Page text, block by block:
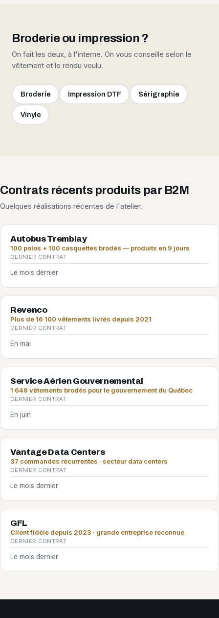
Broderie ou impression ?
On fait les deux, à l'interne. On vous conseille selon le
vêtement et le rendu voulu.
Broderie Impression DTF Sérigraphie
Vinyle
Contrats récents produits par B2M
Quelques réalisations récentes de l'atelier.
Autobus Tremblay
100 polos + 100 casquettes brodés — produits en 9 jours
DERNIER CONTRAT
Le mois dernier
Revenco
Plus de 16 100 vêtements livrés depuis 2021
DERNIER CONTRAT
En mai
Service Aérien Gouvernemental
1 649 vêtements brodés pour le gouvernement du Québec
DERNIER CONTRAT
En juin
Vantage Data Centers
37 commandes récurrentes · secteur data centers
DERNIER CONTRAT
Le mois dernier
GFL
Client fidèle depuis 2023 · grande entreprise reconnue
DERNIER CONTRAT
Le mois dernier